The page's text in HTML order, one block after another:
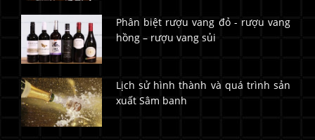
Phân biệt rượu vang đỏ - rượu vang
hồng – rượu vang sủi
Lịch sử hình thành và quá trình sản
xuất Sâm banh